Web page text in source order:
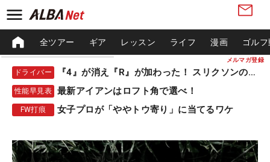
メルマガ登録
全ツアー ギア レッスン ライフ 漫画 ゴル
ドライバー 『4』が消え『R』が加わった！ スリクソンの新作
性能早見表 最新アイアンはロフト角で選べ！
FW打痕 女子プロが「ややトウ寄り」に当てるワケ